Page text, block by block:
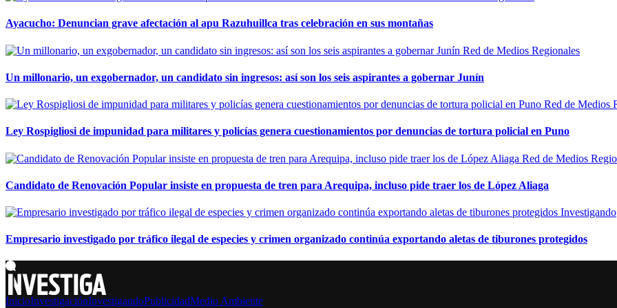
Ayacucho: Denuncian grave afectación al apu Razuhuillca tras celebración en sus montañas
Red de Medios Regionales
Un millonario, un exgobernador, un candidato sin ingresos: así son los seis aspirantes a gobernar Junín
Red de Medios
Ley Rospigliosi de impunidad para militares y policías genera cuestionamientos por denuncias de tortura policial en Puno
Red de Medios
Candidato de Renovación Popular insiste en propuesta de tren para Arequipa, incluso pide traer los de López Aliaga
Investigando
Empresario investigado por tráfico ilegal de especies y crimen organizado continúa exportando aletas de tiburones protegidos
InicioInvestigaciónInvestigandoPublicidadMedio Ambiente